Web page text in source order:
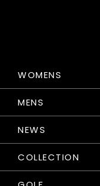
WOMENS
MENS
NEWS
COLLECTION